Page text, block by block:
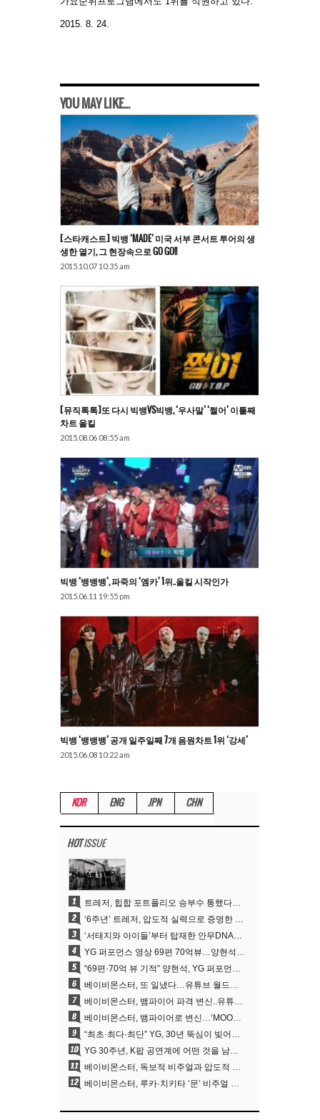
2015. 8. 24.
YOU MAY LIKE...
[스타캐스트] 빅뱅 ‘MADE’ 미국 서부 콘서트 투어의 생
생한 열기, 그 현장속으로 GO GO!!
2015.10.07 10:35 am
[뮤직톡톡]또 다시 빅뱅VS빅뱅, ‘우사말’ ‘쩔어’ 이틀째
차트 올킬
2015.08.06 08:55 am
빅뱅 ‘뱅뱅뱅’, 파죽의 ‘엠카’ 1위..올킬 시작인가
2015.06.11 19:55 pm
빅뱅 ‘뱅뱅뱅’ 공개 일주일째 7개 음원차트 1위 ‘강세’
2015.06.08 10:22 am
KOR ENG JPN CHN
HOTISSUE
1 트레저, 힙합 포트폴리오 승부수 통했다…데뷔 6주년 새 도약
2 ‘6주년’ 트레저, 압도적 실력으로 증명한 ‘YG의 보물’ 진가
3 ‘서태지와 아이들’부터 탑재한 안무DNA…양현석, YG 퍼포먼스 비디오 70억 뷰 신화의 시작
4 YG 퍼포먼스 영상 69편 70억뷰…양현석 제작 철학 통했다
5 “69편·70억 뷰 기적” 양현석, YG 퍼포먼스 비디오 100% 직접 만든 이유
6 베이비몬스터, 또 일냈다…유튜브 월드와이드 1위
7 베이비몬스터, 뱀파이어 파격 변신..유튜브 트렌딩 1위 직행
8 베이비몬스터, 뱀파이어로 변신…‘MOON’으로 찍은 3개월 프로젝트
9 “최초·최다·최단” YG, 30년 뚝심이 빚어낸 K팝 투어의 새 지평
10 YG 30주년, K팝 공연계에 어떤 것을 남겼나
11 베이비몬스터, 독보적 비주얼과 압도적 소화력..’MOON’
12 베이비몬스터, 루카·치키타 ‘문’ 비주얼 공개…절제된 카리스마·유니크 비주얼